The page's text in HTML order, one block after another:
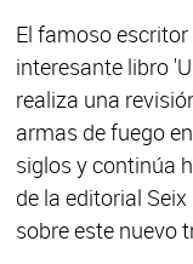
El famoso
interesante libro
realiza una
armas de fuego
siglos y continúa
de la editorial
sobre este nuevo